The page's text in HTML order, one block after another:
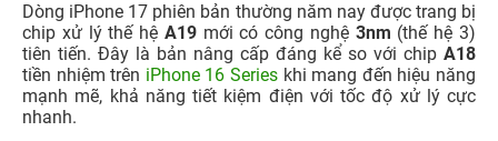
Dòng iPhone 17 phiên bản thường năm nay được trang bị
chip xử lý thế hệ A19mới có công nghệ 3nm (thế hệ 3)
tiên tiến. Đây là bản nâng cấp đáng kể so với chip A18
tiền nhiệm trên iPhone 16 Series khi mang đến hiệu năng
mạnh mẽ, khả năng tiết kiệm điện với tốc độ xử lý cực
nhanh.